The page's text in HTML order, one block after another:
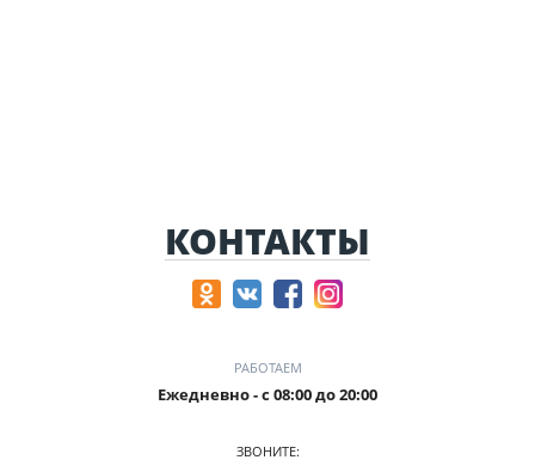
КОНТАКТЫ
РАБОТАЕМ
Ежедневно - с 08:00 до 20:00
ЗВОНИТЕ: